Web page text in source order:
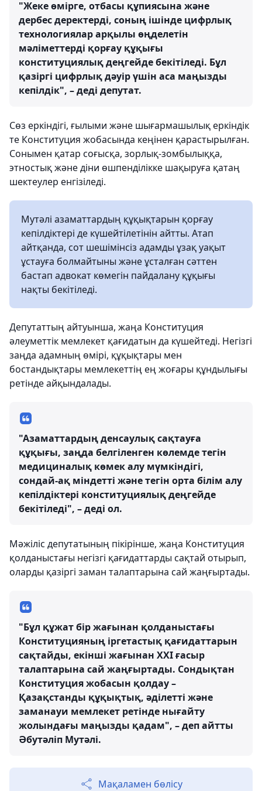
"Жеке өмірге, отбасы құпиясына және
дербес деректерді, соның ішінде цифрлық
технологиялар арқылы өңделетін
мәліметтерді қорғау құқығы
конституциялық деңгейде бекітіледі. Бұл
қазіргі цифрлық дәуір үшін аса маңызды
кепілдік", – деді депутат.
Сөз еркіндігі, ғылыми және шығармашылық еркіндік
те Конституция жобасында кеңінен қарастырылған.
Сонымен қатар соғысқа, зорлық-зомбылыққа,
этностық және діни өшпенділікке шақыруға қатаң
шектеулер енгізіледі.
Мутәлі азаматтардың құқықтарын қорғау
кепілдіктері де күшейтілетінін айтты. Атап
айтқанда, сот шешімінсіз адамды ұзақ уақыт
ұстауға болмайтыны және ұсталған сәттен
бастап адвокат көмегін пайдалану құқығы
нақты бекітіледі.
Депутаттың айтуынша, жаңа Конституция
әлеуметтік мемлекет қағидатын да күшейтеді. Негізгі
заңда адамның өмірі, құқықтары мен
бостандықтары мемлекеттің ең жоғары құндылығы
ретінде айқындалады.
"Азаматтардың денсаулық сақтауға
құқығы, заңда белгіленген көлемде тегін
медициналық көмек алу мүмкіндігі,
сондай-ақ міндетті және тегін орта білім алу
кепілдіктері конституциялық деңгейде
бекітіледі", – деді ол.
Мәжіліс депутатының пікірінше, жаңа Конституция
қолданыстағы негізгі қағидаттарды сақтай отырып,
оларды қазіргі заман талаптарына сай жаңғыртады.
"Бұл құжат бір жағынан қолданыстағы
Конституцияның іргетастық қағидаттарын
сақтайды, екінші жағынан XXI ғасыр
талаптарына сай жаңғыртады. Сондықтан
Конституция жобасын қолдау –
Қазақстанды құқықтық, әділетті және
заманауи мемлекет ретінде нығайту
жолындағы маңызды қадам", – деп айтты
Әбутәліп Мутәлі.
Мақаламен бөлісу